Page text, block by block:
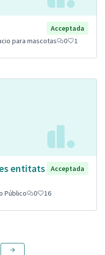
Acceptada
para mascotas 0 1
entitats
Acceptada
Público 0 16